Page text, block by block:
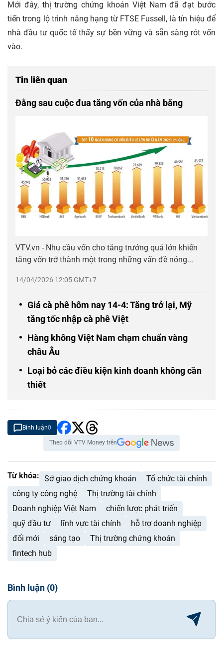
Mới đây, thị trường chứng khoán Việt Nam đã đạt bước
tiến trong lộ trình nâng hạng từ FTSE Fussell, là tín hiệu để
nhà đầu tư quốc tế thấy sự bền vững và sẵn sàng rót vốn
vào.
Tin liên quan
Đằng sau cuộc đua tăng vốn của nhà băng
14/04/2026 12:05 GMT+7
VTV.vn - Nhu cầu vốn cho tăng trưởng quá lớn khiến
tăng vốn trở thành một trong những vấn đề nóng...
Giá cà phê hôm nay 14-4: Tăng trở lại, Mỹ
tăng tốc nhập cà phê Việt
Hàng không Việt Nam chạm chuẩn vàng
châu Âu
Loại bỏ các điều kiện kinh doanh không cần
thiết
Bình luận0
Theo dõi VTV Money trên
Từ khóa: Sở giao dịch chứng khoán
Tổ chức tài chính
công ty công nghệ
Thị trường tài chính
Doanh nghiệp Việt Nam
chiến lược phát triển
quỹ đầu tư
lĩnh vực tài chính
hỗ trợ doanh nghiệp
đổi mới
sáng tạo
Thị trường chứng khoán
fintech hub
Bình luận (0)